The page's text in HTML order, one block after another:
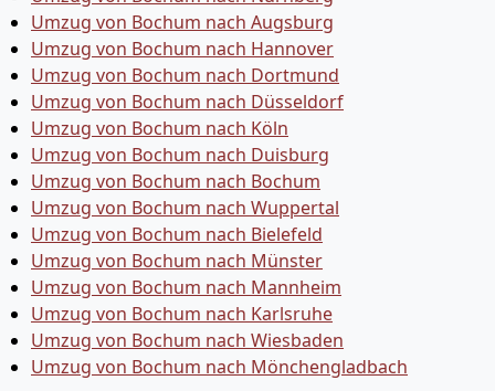
Umzug von Bochum nach Augsburg
Umzug von Bochum nach Hannover
Umzug von Bochum nach Dortmund
Umzug von Bochum nach Düsseldorf
Umzug von Bochum nach Köln
Umzug von Bochum nach Duisburg
Umzug von Bochum nach Bochum
Umzug von Bochum nach Wuppertal
Umzug von Bochum nach Bielefeld
Umzug von Bochum nach Münster
Umzug von Bochum nach Mannheim
Umzug von Bochum nach Karlsruhe
Umzug von Bochum nach Wiesbaden
Umzug von Bochum nach Mönchen­gladbach